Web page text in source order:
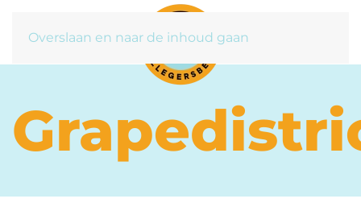
Overslaan en naar de inhoud gaan